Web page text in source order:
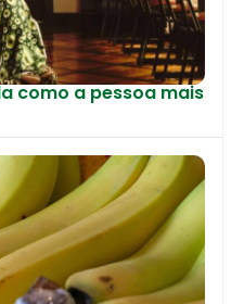
como a pessoa mais